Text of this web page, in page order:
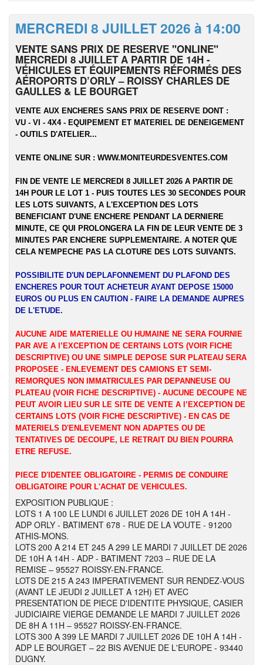
MERCREDI 8 JUILLET 2026 à 14:00
VENTE SANS PRIX DE RESERVE "ONLINE"
MERCREDI 8 JUILLET A PARTIR DE 14H -
VÉHICULES ET ÉQUIPEMENTS RÉFORMÉS DES
AÉROPORTS D’ORLY – ROISSY CHARLES DE
GAULLES & LE BOURGET
VENTE AUX ENCHERES SANS PRIX DE RESERVE DONT :
VU - VI - 4X4 - EQUIPEMENT ET MATERIEL DE DENEIGEMENT
- OUTILS D'ATELIER...
VENTE ONLINE SUR : WWW.MONITEURDESVENTES.COM
FIN DE VENTE LE MERCREDI 8 JUILLET 2026 A PARTIR DE
14H POUR LE LOT 1 - PUIS TOUTES LES 30 SECONDES POUR
LES LOTS SUIVANTS, A L'EXCEPTION DES LOTS
BENEFICIANT D'UNE ENCHERE PENDANT LA DERNIERE
MINUTE, CE QUI PROLONGERA LA FIN DE LEUR VENTE DE 3
MINUTES PAR ENCHERE SUPPLEMENTAIRE. A NOTER QUE
CELA N'EMPECHE PAS LA CLOTURE DES LOTS SUIVANTS.
POSSIBILITE D'UN DEPLAFONNEMENT DU PLAFOND DES
ENCHERES POUR TOUT ACHETEUR AYANT DEPOSE 15000
EUROS OU PLUS EN CAUTION - FAIRE LA DEMANDE AUPRES
DE L'ETUDE.
AUCUNE AIDE MATERIELLE OU HUMAINE NE SERA FOURNIE
PAR AVE A l’EXCEPTION DE CERTAINS LOTS (VOIR FICHE
DESCRIPTIVE) OU UNE SIMPLE DEPOSE SUR PLATEAU SERA
PROPOSEE - ENLEVEMENT DES CAMIONS ET SEMI-
REMORQUES NON IMMATRICULES PAR DEPANNEUSE OU
PLATEAU (VOIR FICHE DESCRIPTIVE) - AUCUNE DECOUPE NE
PEUT AVOIR LIEU SUR LE SITE DE VENTE A l’EXCEPTION DE
CERTAINS LOTS (VOIR FICHE DESCRIPTIVE) - EN CAS DE
MATERIELS D'ENLEVEMENT NON ADAPTES OU DE
TENTATIVES DE DECOUPE, LE RETRAIT DU BIEN POURRA
ETRE REFUSE.
PIECE D'IDENTEE OBLIGATOIRE - PERMIS DE CONDUIRE
OBLIGATOIRE POUR L'ACHAT DE VEHICULES.
EXPOSITION PUBLIQUE :
LOTS 1 A 100 LE LUNDI 6 JUILLET 2026 DE 10H A 14H -
ADP ORLY - BATIMENT 678 - RUE DE LA VOUTE - 91200
ATHIS-MONS.
LOTS 200 A 214 ET 245 A 299 LE MARDI 7 JUILLET DE 2026
DE 10H A 14H - ADP - BATIMENT 7203 – RUE DE LA
REMISE – 95527 ROISSY-EN-FRANCE.
LOTS DE 215 A 243 IMPERATIVEMENT SUR RENDEZ-VOUS
(AVANT LE JEUDI 2 JUILLET A 12H) ET AVEC
PRESENTATION DE PIECE D'IDENTITE PHYSIQUE, CASIER
JUDICIAIRE VIERGE DEMANDE LE MARDI 7 JUILLET 2026
DE 8H A 11H – 95527 ROISSY-EN-FRANCE.
LOTS 300 A 399 LE MARDI 7 JUILLET 2026 DE 10H A 14H -
ADP LE BOURGET – 22 BIS AVENUE DE L'EUROPE - 93440
DUGNY.